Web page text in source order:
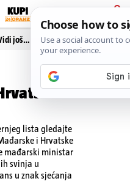
PRIJAVA
još…
lista gledajte
i Hrvatske
mađarski ministar
svinja u
u znak sjećanja